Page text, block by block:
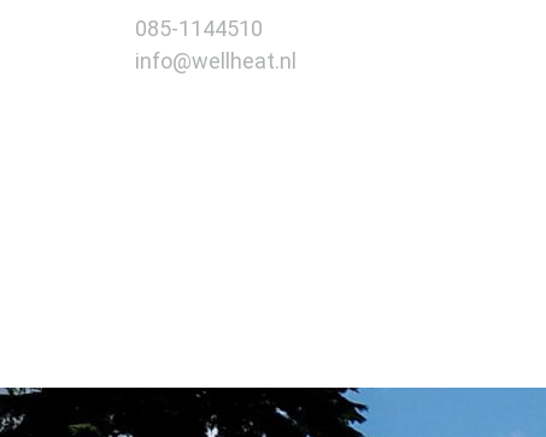
085-1144510
info@wellheat.nl